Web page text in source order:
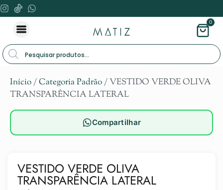
0
Início/Categoria Padrão/ VESTIDO VERDE OLIVA
TRANSPARÊNCIA LATERAL
Compartilhar
VESTIDO VERDE OLIVA
TRANSPARÊNCIA LATERAL